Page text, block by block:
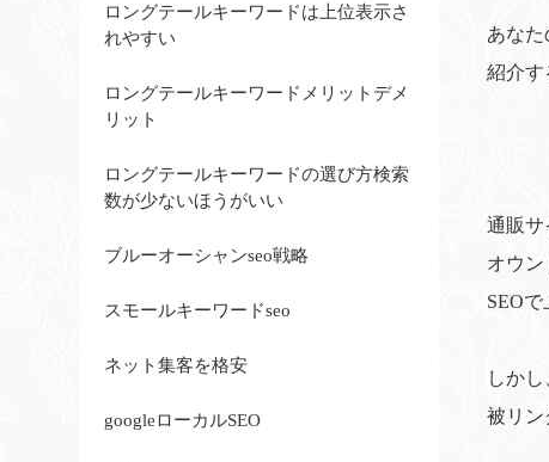
あな
紹介す
通販サ
オウン
SEO
しか
被リン
ロングテールキーワードは上位表示さ
れやすい
ロングテールキーワードメリットデメ
リット
ロングテールキーワードの選び方検索
数が少ないほうがいい
ブルーオーシャンseo戦略
スモールキーワードseo
ネット集客を格安
googleローカルSEO